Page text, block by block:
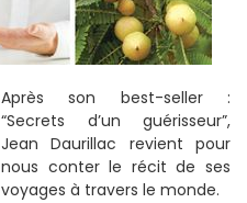
Après son best-seller :
“Secrets d’un guérisseur”,
Jean Daurillac revient pour
nous conter le récit de ses
voyages à travers le monde.